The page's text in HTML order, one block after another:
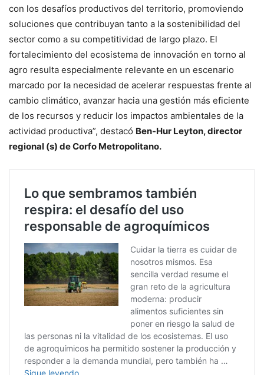
con los desafíos productivos del territorio, promoviendo
soluciones que contribuyan tanto a la sostenibilidad del
sector como a su competitividad de largo plazo. El
fortalecimiento del ecosistema de innovación en torno al
agro resulta especialmente relevante en un escenario
marcado por la necesidad de acelerar respuestas frente al
cambio climático, avanzar hacia una gestión más eficiente
de los recursos y reducir los impactos ambientales de la
actividad productiva”, destacó Ben-Hur Leyton, director
regional (s) de Corfo Metropolitano.